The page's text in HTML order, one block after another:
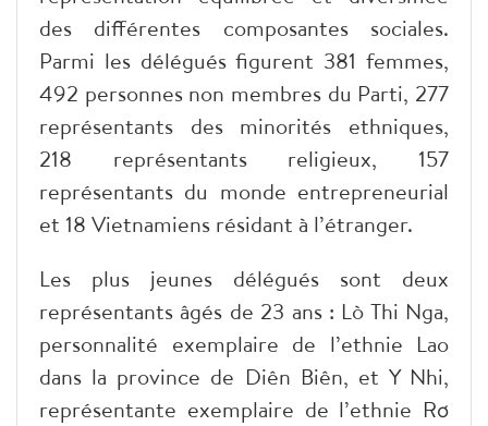
des différentes composantes sociales.
Parmi les délégués figurent 381 femmes,
492 personnes non membres du Parti, 277
représentants des minorités ethniques,
218 représentants religieux, 157
représentants du monde entrepreneurial
et 18 Vietnamiens résidant à l’étranger.
Les plus jeunes délégués sont deux
représentants âgés de 23 ans : Lò Thi Nga,
personnalité exemplaire de l’ethnie Lao
dans la province de Diên Biên, et Y Nhi,
représentante exemplaire de l’ethnie Rơ